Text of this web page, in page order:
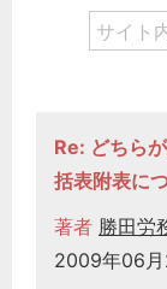
Re: どちら
括表附表に
著者 勝田労
2009年06